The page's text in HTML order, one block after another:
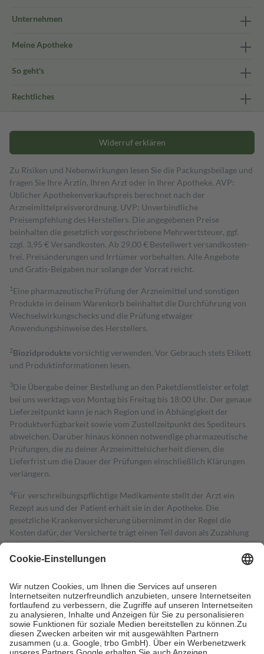
Unternehmen
Meine Apotheke
So geht's
Rechtliches
Widerruf erklären
Zu Risiken und Nebenwirkungen lesen Sie die Packungsbeilage und
fragen Sie Ihre Ärztin, Ihren Arzt oder in Ihrer Apotheke. AVP:
Üblicher Apothekenverkaufspreis berechnet nach der
Arzneimittelpreisverordnung. UVP: Unverbindliche
Preisempfehlung des Herstellers. Die angegebenen Preise
beinhalten die gesetzlich vorgeschriebene Mehrwertsteuer, ggf.
zzgl. 3,95 € Versandkosten. Ab 29,00 € Bestell­wert versand­kosten­
frei. Preisänderungen und Irrtümer vorbehalten. Alle Angebote
und Gratis-Beigaben nur solange der Vorrat reicht.
1 Eine pharmazeutische Prüfung der Arzneimittel und sonstigen
Produkte in deinem Warenkorb beinhaltet die Durchführung von
Wechselwirkungschecks und die Prüfung etwaiger
Anwendungshinweise des Herstellers.
2Biozidproduktevorsichtig verwenden. Vor Gebrauch stets Etikett
und Produktinformationen lesen.
3Die Übergabe deiner Bestellung an den Paketdienstleister erfolgt
bei uns werktags von Montag bis Freitag bis 18:00 Uhr. Der genaue
Lieferzeitpunkt kann je nach Region und in Abhängigkeit der
Produktverfügbarkeit sowie vom Zustellzeitpunkt des Spediteurs
abweichen. Darüber hinaus können notwendige pharmazeutische
Prüfungen, die zu deiner Arzneimittelsicherheit dienen, die
Lieferfrist um die Dauer der Prüfungen einschließlich Klärungen
verlängern.
4Für verschreibungspflichtige Medikamente stellt der Arzt ein
Rezept aus und der Patient erhält sie in der Apotheke. Die
gesetzliche Krankenversicherung übernimmt in der Regel die
Kosten dafür, der Versicherte trägt einen Teil davon als Zuzahlung
mit.
Grundsätzlich leisten Mitglieder Zuzahlungen in Höhe von zehn
höchstens zehn Euro.
Es sind jedoch nie mehr als die tatsächlichen
Kosten der Leistung zu entrichten.
Diese Regeln gelten grundsätzlich auch für Online-Apotheken.
Bei Heilmitteln und häuslicher Krankenpflege beträgt die
Zuzahlung zehn Prozent der Kosten sowie zehn Euro je
Verordnung.